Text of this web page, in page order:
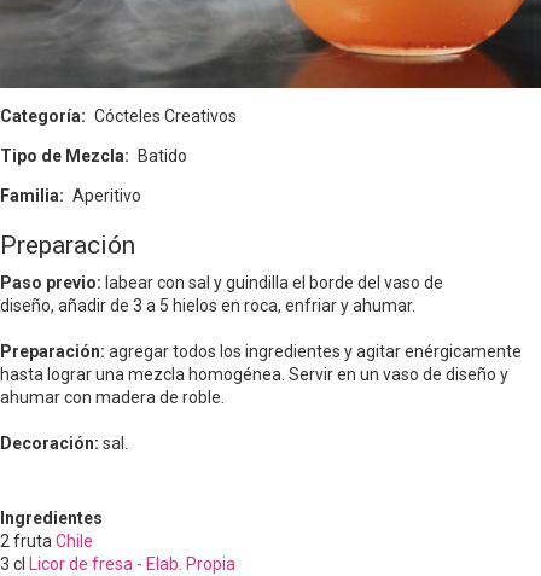
Categoría Cócteles Creativos
Tipo de Mezcla Batido
Familia Aperitivo
Preparación
Paso previo: labear con sal y guindilla el borde del vaso de
diseño, añadir de 3 a 5 hielos en roca, enfriar y ahumar.
Preparación: agregar todos los ingredientes y agitar enérgicamente
hasta lograr una mezcla homogénea. Servir en un vaso de diseño y
ahumar con madera de roble.
Decoración: sal.
Ingredientes
2frutaChile
3 cl Licor de fresa - Elab. Propia